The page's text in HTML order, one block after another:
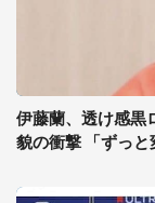
伊藤蘭、透け感黒
貌の衝撃 「ずっと